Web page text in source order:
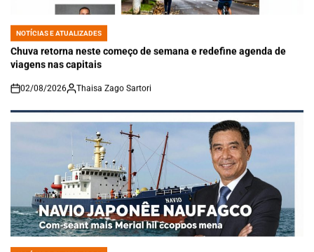
POSTED
IN
NOTÍCIAS E ATUALIZADES
Chuva retorna neste começo de semana e redefine agenda de
viagens nas capitais
on
02/08/2026 Thaisa Zago Sartori